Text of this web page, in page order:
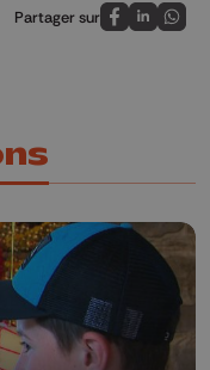
Partager sur
Partagez sur
Partagez